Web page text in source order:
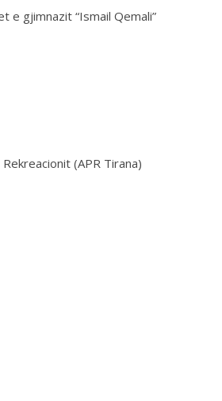
e gjimnazit “Ismail Qemali”
(APR Tirana)